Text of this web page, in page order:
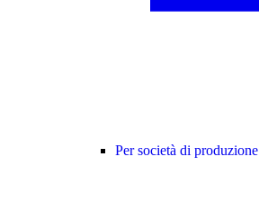
Per società di produzione